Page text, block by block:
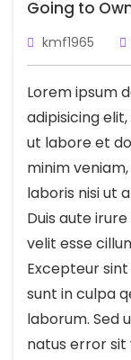
Going to
kmf1965
Lorem ipsum
adipisicing
ut labore et
minim
laboris nisi ut
Duis aute
velit esse
Excepteur
sunt in culpa
laborum. Sed
natus error